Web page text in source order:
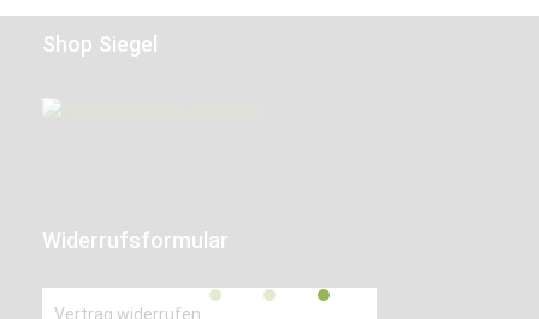
Shop Siegel
Widerrufsformular
Vertrag widerrufen